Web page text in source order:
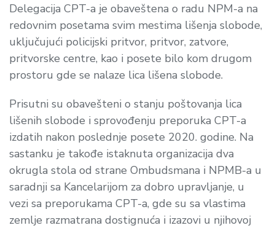
Delegacija CPT-a je obaveštena o radu NPM-a na
redovnim posetama svim mestima lišenja slobode,
uključujući policijski pritvor, pritvor, zatvore,
pritvorske centre, kao i posete bilo kom drugom
prostoru gde se nalaze lica lišena slobode.
Prisutni su obavešteni o stanju poštovanja lica
lišenih slobode i sprovođenju preporuka CPT-a
izdatih nakon poslednje posete 2020. godine. Na
sastanku je takođe istaknuta organizacija dva
okrugla stola od strane Ombudsmana i NPMB-a u
saradnji sa Kancelarijom za dobro upravljanje, u
vezi sa preporukama CPT-a, gde su sa vlastima
zemlje razmatrana dostignuća i izazovi u njihovoj